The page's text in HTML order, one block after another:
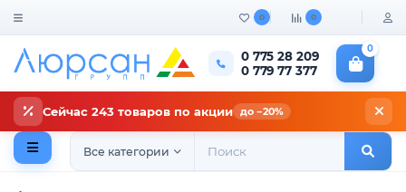
0 0
0 775 28 209
0 779 77 377
0
Сейчас 243 товаров по акции до −20%
Все категории